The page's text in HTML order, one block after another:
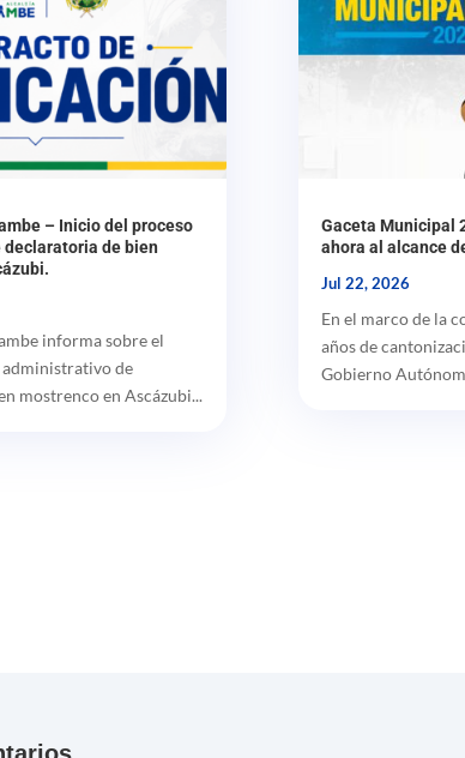
– Inicio del proceso
de bien
informa sobre el
de
mostrenco en Ascázubi...
Gaceta Municipal
ahora al alcance
Jul 22, 2026
En el marco de la
años de
Gobierno